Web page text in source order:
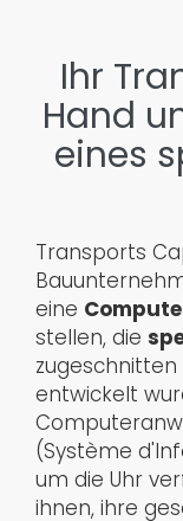
Ihr
Hand
eines
Transports
eine
stellen, die
entwickelt
(Système
um die Uhr
ihnen, ihre